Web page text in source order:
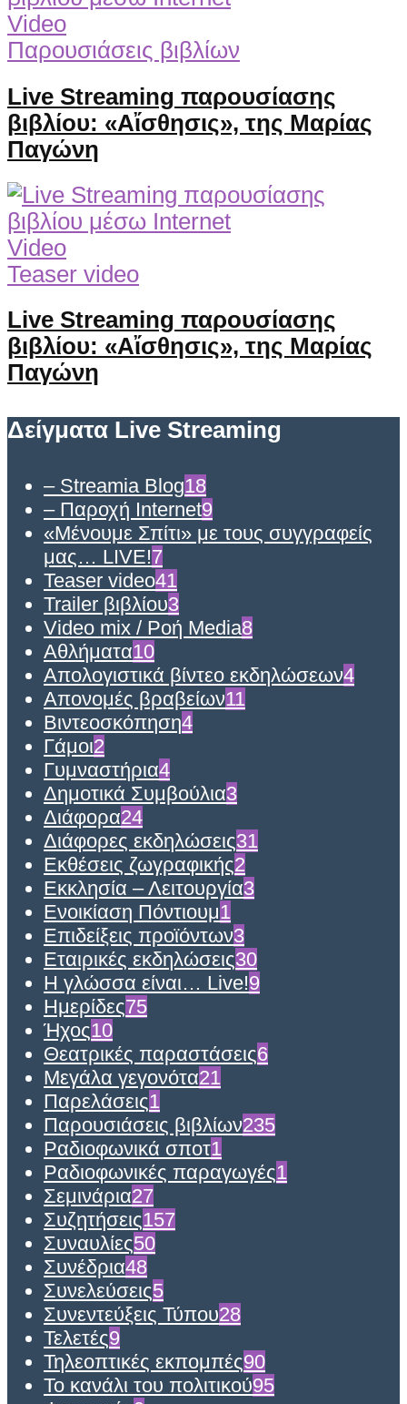
Video
Παρουσιάσεις βιβλίων
Live Streaming παρουσίασης
βιβλίου: «Αἴσθησις», της Μαρίας
Παγώνη
Video
Teaser video
Live Streaming παρουσίασης
βιβλίου: «Αἴσθησις», της Μαρίας
Παγώνη
Δείγματα Live Streaming
– Streamia Blog18
– Παροχή Internet9
«Μένουμε Σπίτι» με τους συγγραφείς
μας… LIVE!7
Teaser video41
Trailer βιβλίου3
Video mix / Ροή Media8
Αθλήματα10
Απολογιστικά βίντεο εκδηλώσεων4
Απονομές βραβείων11
Βιντεοσκόπηση4
Γάμοι2
Γυμναστήρια4
Δημοτικά Συμβούλια3
Διάφορα24
Διάφορες εκδηλώσεις31
Εκθέσεις ζωγραφικής2
Εκκλησία – Λειτουργία3
Ενοικίαση Πόντιουμ1
Επιδείξεις προϊόντων3
Εταιρικές εκδηλώσεις30
Η γλώσσα είναι… Live!9
Ημερίδες75
Ήχος10
Θεατρικές παραστάσεις6
Μεγάλα γεγονότα21
Παρελάσεις1
Παρουσιάσεις βιβλίων235
Ραδιοφωνικά σποτ1
Ραδιοφωνικές παραγωγές1
Σεμινάρια27
Συζητήσεις157
Συναυλίες50
Συνέδρια48
Συνελεύσεις5
Συνεντεύξεις Τύπου28
Τελετές9
Τηλεοπτικές εκπομπές90
Το κανάλι του πολιτικού95